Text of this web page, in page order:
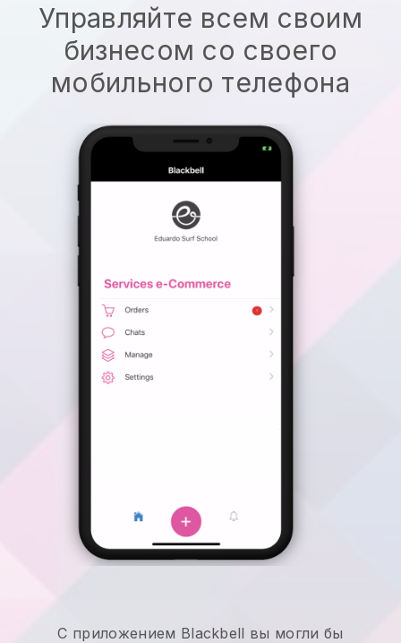
Управляйте всем своим
бизнесом со своего
мобильного телефона
С приложением Blackbell вы могли бы